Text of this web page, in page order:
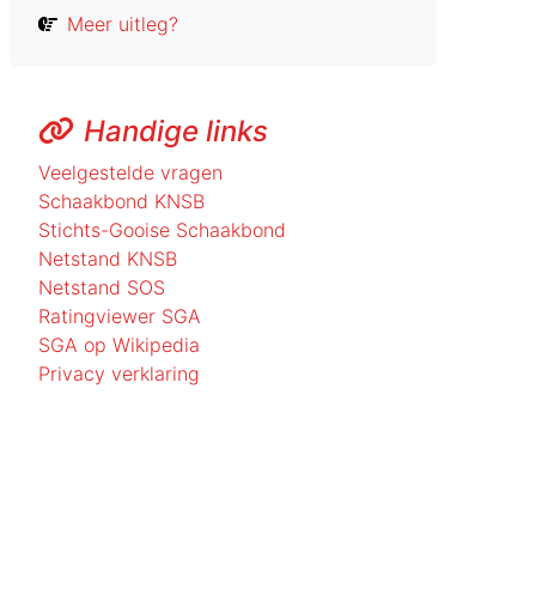
Meer uitleg?
Handige links
Veelgestelde vragen
Schaakbond KNSB
Stichts-Gooise Schaakbond
Netstand KNSB
Netstand SOS
Ratingviewer SGA
SGA op Wikipedia
Privacy verklaring